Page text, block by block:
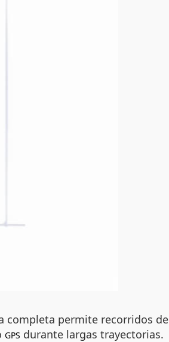
completa permite recorridos de
GPS durante largas trayectorias.